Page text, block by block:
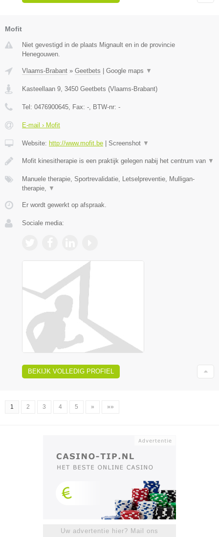
Mofit
Niet gevestigd in de plaats Mignault en in de provincie
Henegouwen.
Vlaams-Brabant » Geetbets | Google maps ▼
Kasteellaan 9 3450 Geetbets (Vlaams-Brabant)
Tel: 0476900645 , Fax: - , BTW-nr: -
E-mail › Mofit
Website: http://www.mofit.be | Screenshot ▼
Mofit kinesitherapie is een praktijk gelegen nabij het centrum van ▼
Manuele therapie, Sportrevalidatie, Letselpreventie, Mulligan-
therapie,
▼
Er wordt gewerkt op afspraak.
Sociale media:
BEKIJK VOLLEDIG PROFIEL
1 2 3 4 5 » »»
Uw advertentie hier? Mail ons